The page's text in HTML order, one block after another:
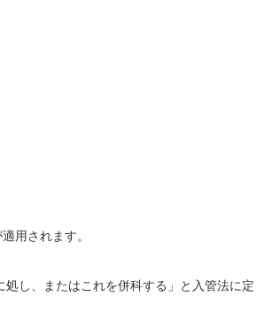
用されます。
し、またはこれを併科する」と入管法に定